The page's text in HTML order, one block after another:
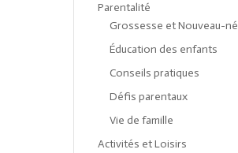
Parentalité
Grossesse et Nouveau-né
Éducation des enfants
Conseils pratiques
Défis parentaux
Vie de famille
Activités et Loisirs